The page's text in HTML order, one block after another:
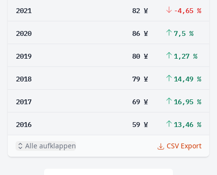
2021 82 ¥ -4,65 %
2020 86 ¥ 7,5 %
2019 80 ¥ 1,27 %
2018 79 ¥ 14,49 %
2017 69 ¥ 16,95 %
2016 59 ¥ 13,46 %
Alle aufklappen CSV Export